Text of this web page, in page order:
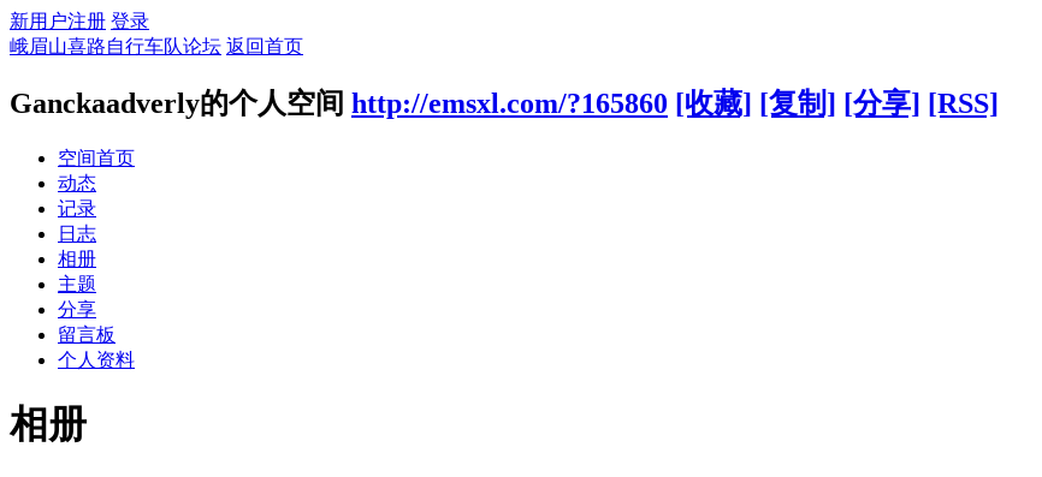
新用户注册 登录
峨眉山喜路自行车队论坛 返回首页
Ganckaadverly的个人空间 http://emsxl.com/?165860 [收藏] [复制] [分享] [RSS]
空间首页
动态
记录
日志
相册
主题
分享
留言板
个人资料
相册